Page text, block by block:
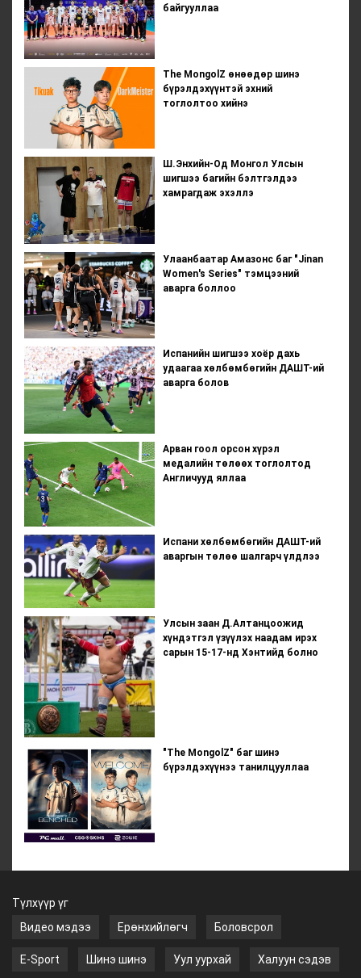
байгууллаа
The MongolZ өнөөдөр шинэ
бүрэлдэхүүнтэй эхний
тоглолтоо хийнэ
Ш.Энхийн-Од Монгол Улсын
шигшээ багийн бэлтгэлдээ
хамрагдаж эхэллэ
Улаанбаатар Амазонс баг "Jinan
Women's Series" тэмцээний
аварга боллоо
Испанийн шигшээ хоёр дахь
удаагаа хөлбөмбөгийн ДАШТ-ий
аварга болов
Арван гоол орсон хүрэл
медалийн төлөөх тоглолтод
Англичууд яллаа
Испани хөлбөмбөгийн ДАШТ-ий
аваргын төлөө шалгарч үлдлээ
Улсын заан Д.Алтанцоожид
хүндэтгэл үзүүлэх наадам ирэх
сарын 15-17-нд Хэнтийд болно
"The MongolZ" баг шинэ
бүрэлдэхүүнээ танилцууллаа
Түлхүүр үг
Видео мэдээ
Ерөнхийлөгч Боловсрол
E-Sport Шинэ шинэ Уул уурхай Халуун сэдэв